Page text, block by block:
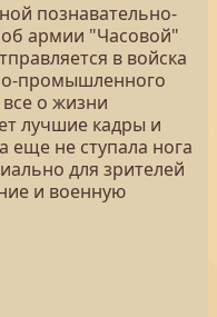
познавательно-
армии "Часовой"
в войска
промышленного
о жизни
лучшие кадры и
еще не ступала нога
для зрителей
и военную